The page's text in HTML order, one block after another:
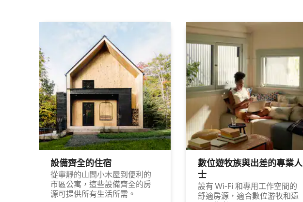
設備齊全的住宿
從寧靜的山間小木屋到便利的
市區公寓，這些設備齊全的房
源可提供所有生活所需。
數位遊牧族與出差的專業人
士
設有 Wi-Fi 和專用工作空間的
舒適房源，適合數位游牧和遠